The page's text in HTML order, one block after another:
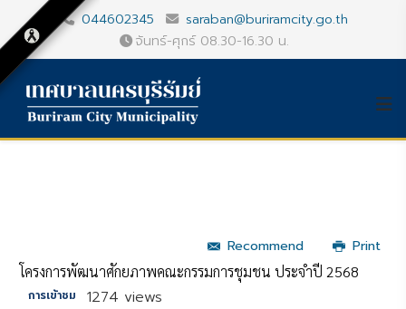
044602345
saraban@buriramcity.go.th
จันทร์-ศุกร์ 08.30-16.30 น.
Recommend
Print
โครงการพัฒนาศักยภาพคณะกรรมการชุมชน ประจำปี 2568
การเข้าชม 1274 views